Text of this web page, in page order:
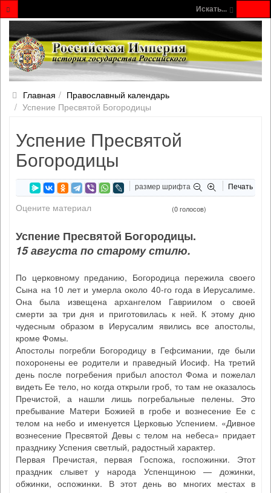
Искать...
Главная
Православный календарь
Успение Пресвятой Богородицы
Успение Пресвятой
Богородицы
размер шрифта Печать
Оцените материал (0 голосов)
Успение Пресвятой Богородицы.
15 августа по старому стилю.
По церковному преданию, Богородица пережила своего
Сына на 10 лет и умерла около 40-го года в Иерусалиме.
Она была извещена архангелом Гавриилом о своей
смерти за три дня и приготовилась к ней. К этому дню
чудесным образом в Иерусалим явились все апостолы,
кроме Фомы.
Апостолы погребли Богородицу в Гефсимании, где были
похоронены ее родители и праведный Иосиф. На третий
день после погребения прибыл апостол Фома и пожелал
видеть Ее тело, но когда открыли гроб, то там не оказалось
Пречистой, а нашли лишь погребальные пелены. Это
пребывание Матери Божией в гробе и вознесение Ее с
телом на небо и именуется Церковью Успением. «Дивное
вознесение Пресвятой Девы с телом на небеса» придает
празднику Успения светлый, радостный характер.
Первая Пречистая, первая Госпожа, госпожинки. Этот
праздник слывет у народа Успенщиною — дожинки,
обжинки, оспожинки. В этот день во многих местах в